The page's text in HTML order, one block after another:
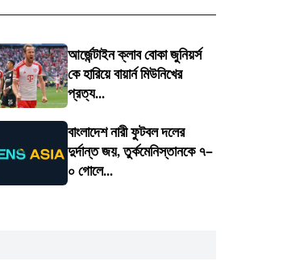
আর্জেন্টাইন ক্লাব বোকা জুনিয়র্স
কে হারিয়ে বায়ার্ন মিউনিখের
প্রত্য...
বাংলাদেশ নারী ফুটবল দলের
দুর্দান্ত জয়, তুর্কমেনিস্তানকে ৭–
০ গোলে...